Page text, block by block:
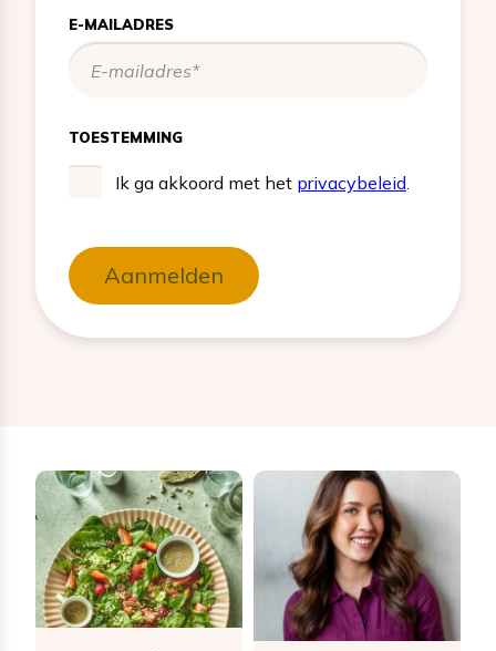
E-MAILADRES
TOESTEMMING
Ik ga akkoord met het privacybeleid
Aanmelden